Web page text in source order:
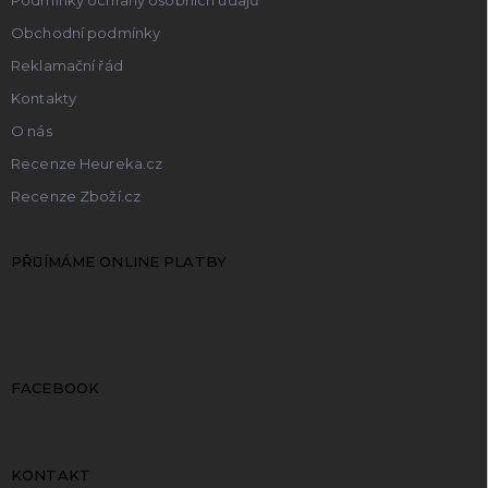
Obchodní podmínky
Reklamační řád
Kontakty
O nás
Recenze Heureka.cz
Recenze Zboží.cz
PŘIJÍMÁME ONLINE PLATBY
FACEBOOK
KONTAKT